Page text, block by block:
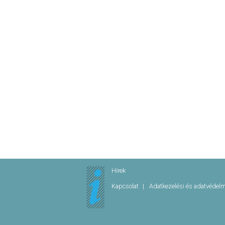
Hírek
Kapcsolat Adatkezelési és